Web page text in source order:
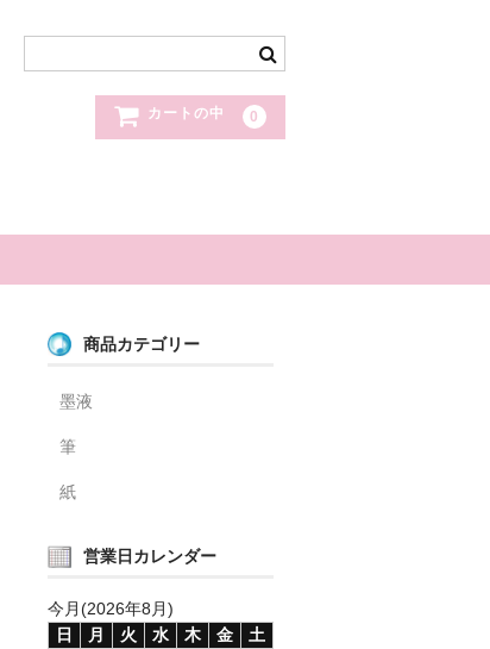
カートの中 0
商品カテゴリー
墨液
筆
紙
営業日カレンダー
今月(2026年8月)
日
月 火 水 木 金
土